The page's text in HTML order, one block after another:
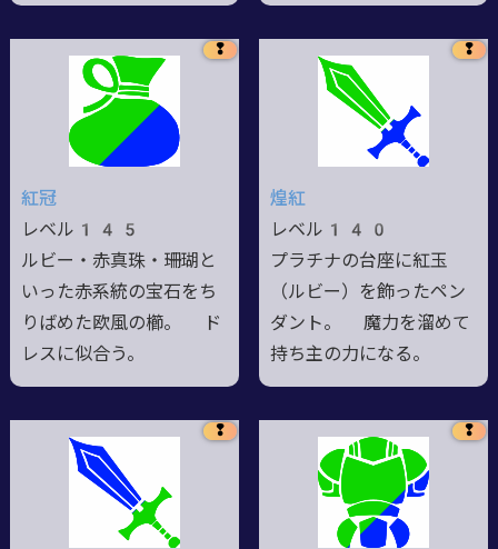
❢
紅冠
レベル145
ルビー・赤真珠・珊瑚と
いった赤系統の宝石をち
りばめた欧風の櫛。 ド
レスに似合う。
❢
煌紅
レベル140
プラチナの台座に紅玉
（ルビー）を飾ったペン
ダント。 魔力を溜めて
持ち主の力になる。
❢ ❢